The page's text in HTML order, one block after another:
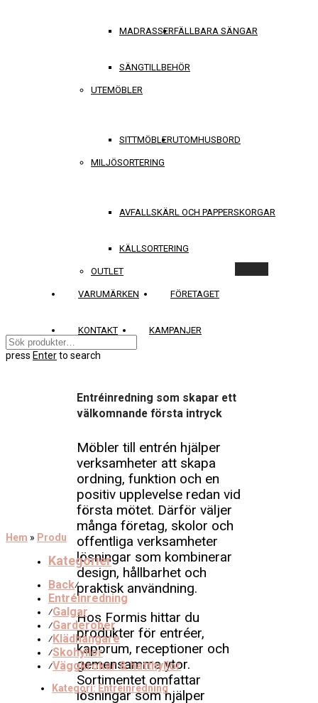
MADRASSERFÄLLBARA SÄNGAR
SÄNGTILLBEHÖR
UTEMÖBLER
SITTMÖBLERUTOMHUSBORD
MILJÖSORTERING
AVFALLSKÄRL OCH PAPPERSKORGAR
KÄLLSORTERING
OUTLET
VARUMÄRKEN FÖRETAGET
KONTAKT KAMPANJER
press Enterto search
Entréinredning som skapar ett
välkomnande första intryck
Möbler till entrén hjälper
verksamheter att skapa
ordning, funktion och en
positiv upplevelse redan vid
första mötet. Därför väljer
många företag, skolor och
offentliga verksamheter
lösningar som kombinerar
design, hållbarhet och
praktisk användning.
Hos Formis hittar du
produkter för entréer,
kapprum, receptioner och
gemensamma ytor.
Sortimentet omfattar
lösningar som hjälper
Hem » Produkter»Entréinredning
Kategorier
Back⁄
Entréinredning
⁄Galgar
⁄Garderober
⁄Klädhängare
⁄Skohyllor
⁄Väggkrokar & hatthyllor
Kategori: Entréinredning